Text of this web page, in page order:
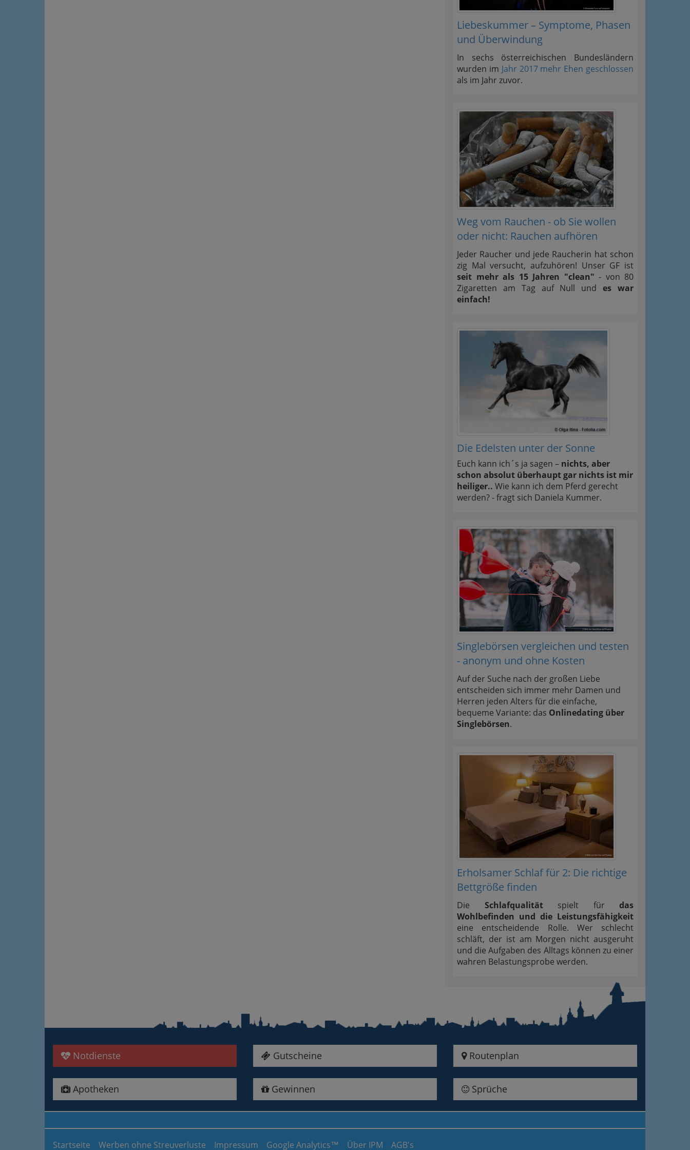
Liebeskummer – Symptome, Phasen
und Überwindung
In sechs österreichischen Bundesländern
wurden im Jahr 2017 mehr Ehen geschlossen
als im Jahr zuvor.
Weg vom Rauchen - ob Sie wollen
oder nicht: Rauchen aufhören
Jeder Raucher und jede Raucherin hat schon
zig Mal versucht, aufzuhören! Unser GF ist
seit mehr als 15 Jahren "clean" - von 80
Zigaretten am Tag auf Null undes war
einfach!
Die Edelsten unter der Sonne
Euch kann ich´s ja sagen – nichts, aber
schon absolut überhaupt gar nichts ist mir
heiliger.. Wie kann ich dem Pferd gerecht
werden? - fragt sich Daniela Kummer.
Singlebörsen vergleichen und testen
- anonym und ohne Kosten
Auf der Suche nach der großen Liebe
entscheiden sich immer mehr Damen und
Herren jeden Alters für die einfache,
bequeme Variante: das Onlinedating über
Singlebörsen.
Erholsamer Schlaf für 2: Die richtige
Bettgröße finden
Die Schlafqualitätspielt für das
Wohlbefinden und die Leistungsfähigkeit
eine entscheidende Rolle. Wer schlecht
schläft, der ist am Morgen nicht ausgeruht
und die Aufgaben des Alltags können zu einer
wahren Belastungsprobe werden.
Notdienste
Apotheken
Gutscheine
Gewinnen
Routenplan
Sprüche
Startseite Werben ohne Streuverluste Impressum Google Analytics™ Über IPM AGB's